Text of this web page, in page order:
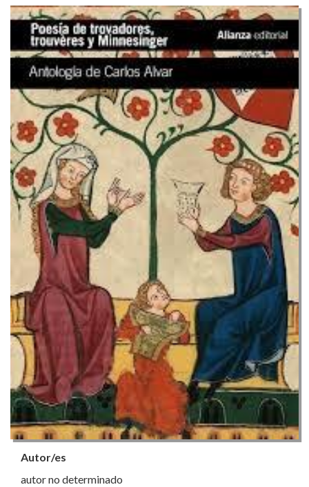
Autor/es
autor no determinado